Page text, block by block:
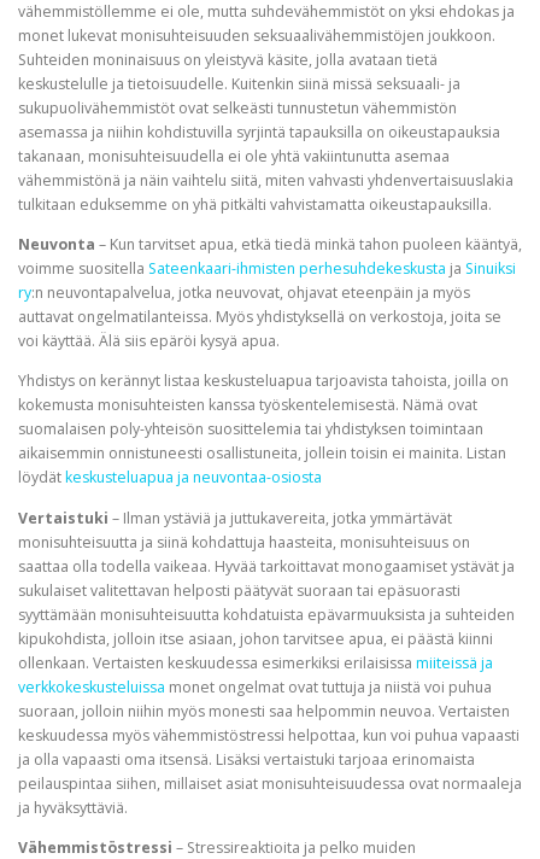
vähemmistöllemme ei ole, mutta suhdevähemmistöt on yksi ehdokas ja
monet lukevat monisuhteisuuden seksuaalivähemmistöjen joukkoon.
Suhteiden moninaisuus on yleistyvä käsite, jolla avataan tietä
keskustelulle ja tietoisuudelle. Kuitenkin siinä missä seksuaali- ja
sukupuolivähemmistöt ovat selkeästi tunnustetun vähemmistön
asemassa ja niihin kohdistuvilla syrjintä tapauksilla on oikeustapauksia
takanaan, monisuhteisuudella ei ole yhtä vakiintunutta asemaa
vähemmistönä ja näin vaihtelu siitä, miten vahvasti yhdenvertaisuuslakia
tulkitaan eduksemme on yhä pitkälti vahvistamatta oikeustapauksilla.
Neuvonta – Kun tarvitset apua, etkä tiedä minkä tahon puoleen kääntyä,
voimme suositella Sateenkaari-ihmisten perhesuhdekeskusta ja Sinuiksi
ry:n neuvontapalvelua, jotka neuvovat, ohjavat eteenpäin ja myös
auttavat ongelmatilanteissa. Myös yhdistyksellä on verkostoja, joita se
voi käyttää. Älä siis epäröi kysyä apua.
Yhdistys on kerännyt listaa keskusteluapua tarjoavista tahoista, joilla on
kokemusta monisuhteisten kanssa työskentelemisestä. Nämä ovat
suomalaisen poly-yhteisön suosittelemia tai yhdistyksen toimintaan
aikaisemmin onnistuneesti osallistuneita, jollein toisin ei mainita. Listan
löydätkeskusteluapua ja neuvontaa-osiosta
Vertaistuki – Ilman ystäviä ja juttukavereita, jotka ymmärtävät
monisuhteisuutta ja siinä kohdattuja haasteita, monisuhteisuus on
saattaa olla todella vaikeaa. Hyvää tarkoittavat monogaamiset ystävät ja
sukulaiset valitettavan helposti päätyvät suoraan tai epäsuorasti
syyttämään monisuhteisuutta kohdatuista epävarmuuksista ja suhteiden
kipukohdista, jolloin itse asiaan, johon tarvitsee apua, ei päästä kiinni
ollenkaan. Vertaisten keskuudessa esimerkiksi erilaisissa miiteissä ja
verkkokeskusteluissa monet ongelmat ovat tuttuja ja niistä voi puhua
suoraan, jolloin niihin myös monesti saa helpommin neuvoa. Vertaisten
keskuudessa myös vähemmistöstressi helpottaa, kun voi puhua vapaasti
ja olla vapaasti oma itsensä. Lisäksi vertaistuki tarjoaa erinomaista
peilauspintaa siihen, millaiset asiat monisuhteisuudessa ovat normaaleja
ja hyväksyttäviä.
Vähemmistöstressi – Stressireaktioita ja pelko muiden